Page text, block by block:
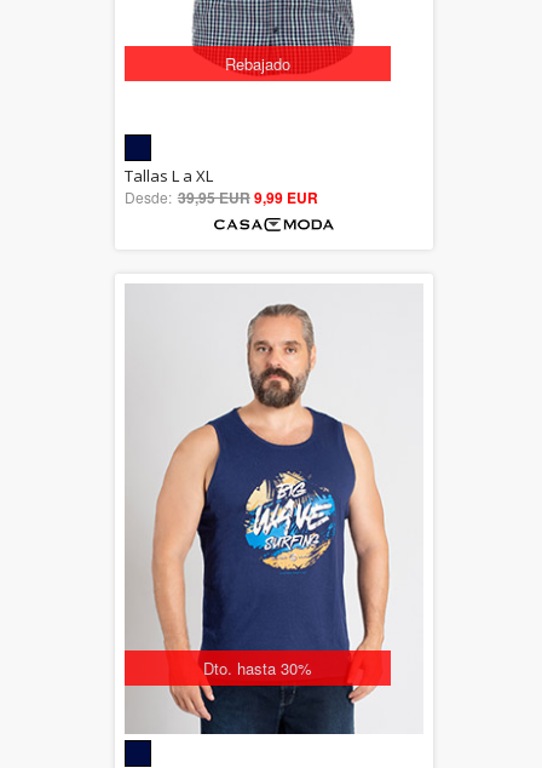
Rebajado
out of 5
Tallas L a XL
Desde: 39,95 EUR9,99 EUR
Dto. hasta 30%